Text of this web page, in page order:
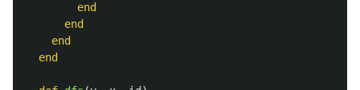
end
end
end
end